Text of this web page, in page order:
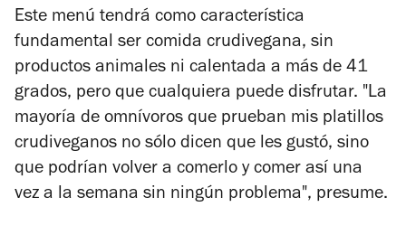
Este menú tendrá como característica
fundamental ser comida crudivegana, sin
productos animales ni calentada a más de 41
grados, pero que cualquiera puede disfrutar. "La
mayoría de omnívoros que prueban mis platillos
crudiveganos no sólo dicen que les gustó, sino
que podrían volver a comerlo y comer así una
vez a la semana sin ningún problema", presume.